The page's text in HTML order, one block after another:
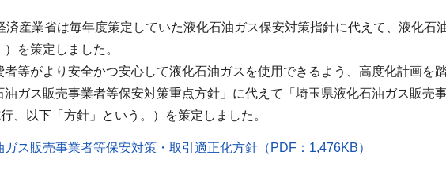
済産業省は毎年度策定していた液化石油ガス保安対策指針に代えて、液化石
を策定しました。
者等がより安全かつ安心して液化石油ガスを使用できるよう、高度化計画を
油ガス販売事業者等保安対策重点方針」に代えて「埼玉県液化石油ガス販売
、以下「方針」という。）を策定しました。
ス販売事業者等保安対策・取引適正化方針（PDF：1,476KB）